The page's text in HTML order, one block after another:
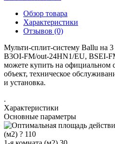
Обзор товара
Характеристики
Отзывов (0)
Мульти-сплит-систему Ballu на
B3OI-FM/out-24HN1/EU, BSEI-
можете купить на официальном
объект, техническое
и установка.
.
Характеристики
Основные параметры
(м2) ? 110